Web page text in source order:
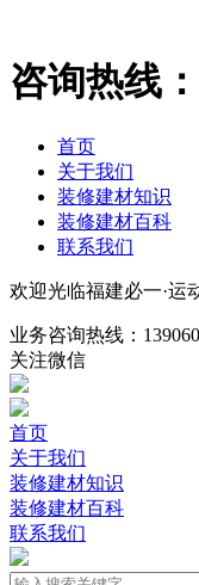
咨询热线：
首页
关于我们
装修建材知识
装修建材百科
联系我们
欢迎光临福建必一·运
业务咨询热线：
关注微信
首页
关于我们
装修建材知识
装修建材百科
联系我们